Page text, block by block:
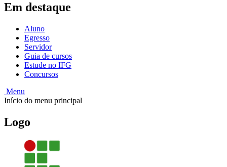
Em destaque
Aluno
Egresso
Servidor
Guia de cursos
Estude no IFG
Concursos
Menu
Início do menu principal
Logo